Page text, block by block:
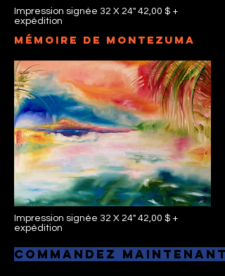
Impression signée 32 X 24" 42,00 $ +
expédition
Mémoire de Montezuma
Impression signée 32 X 24" 42,00 $ +
expédition
Commandez maintenant